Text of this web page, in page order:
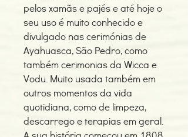
pelos xamãs e pajés e até hoje o
seu uso é muito conhecido e
divulgado nas cerimónias de
Ayahuasca, São Pedro, como
também cerimonias da Wicca e
Vodu. Muito usada também em
outros momentos da vida
quotidiana, como de limpeza,
descarrego e terapias em geral.